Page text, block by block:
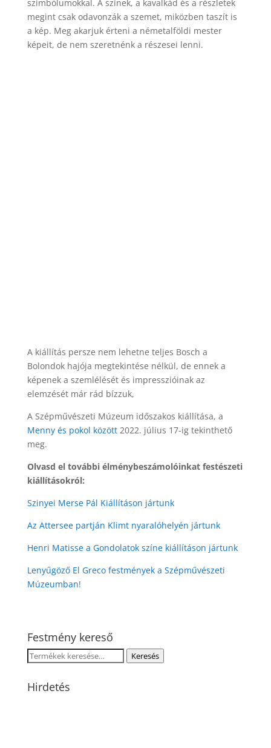
szimbólumokkal. A színek, a kavalkád és a részletek
megint csak odavonzák a szemet, miközben taszít is
a kép. Meg akarjuk érteni a németalföldi mester
képeit, de nem szeretnénk a részesei lenni.
A kiállítás persze nem lehetne teljes Bosch a
Bolondok hajója megtekintése nélkül, de ennek a
képenek a szemlélését és impresszióinak az
elemzését már rád bízzuk,
A Szépművészeti Múzeum időszakos kiállítása, a
Menny és pokol között2022. július 17-ig tekinthető
meg.
Olvasd el további élménybeszámolóinkat festészeti
kiállításokról:
Szinyei Merse Pál Kiállításon jártunk
Az Attersee partján Klimt nyaralóhelyén jártunk
Henri Matisse a Gondolatok színe kiállításon jártunk
Lenyűgöző El Greco festmények a Szépművészeti
Múzeumban!
Festmény kereső
Keresés
következőre:
Keresés
Hirdetés